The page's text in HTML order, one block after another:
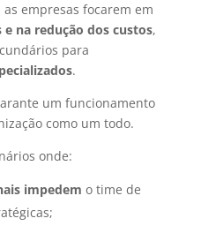
empresas focarem em
na redução dos custos,
para
.
um funcionamento
como um todo.
onde:
impedem o time de